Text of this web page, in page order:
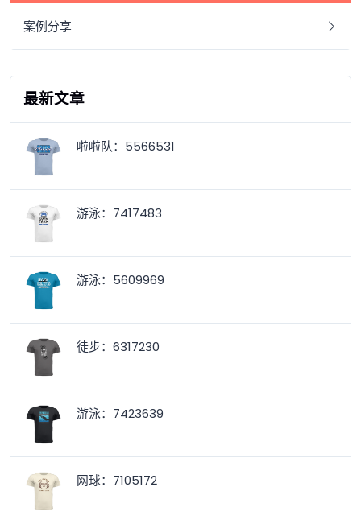
案例分享
最新文章
啦啦队：5566531
游泳：7417483
游泳：5609969
徒步：6317230
游泳：7423639
网球：7105172